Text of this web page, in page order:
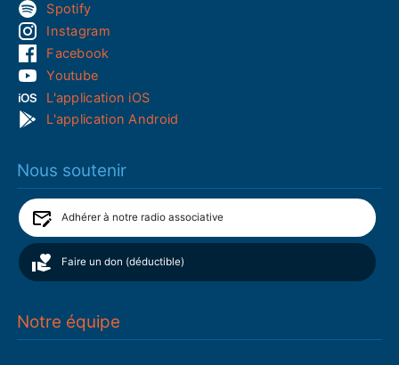
Spotify
Instagram
Facebook
Youtube
L'application iOS
L'application Android
Nous soutenir
Adhérer à notre radio associative
Faire un don (déductible)
Notre équipe